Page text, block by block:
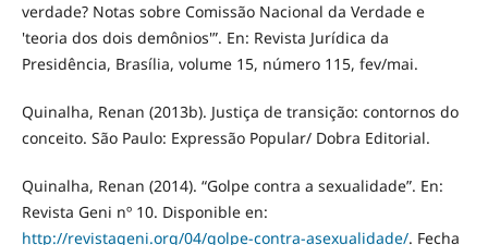
verdade? Notas sobre Comissão Nacional da Verdade e
'teoria dos dois demônios'”. En: Revista Jurídica da
Presidência, Brasília, volume 15, número 115, fev/mai.
Quinalha, Renan (2013b). Justiça de transição: contornos do
conceito. São Paulo: Expressão Popular/ Dobra Editorial.
Quinalha, Renan (2014). “Golpe contra a sexualidade”. En:
Revista Geni nº 10. Disponible en:
http://revistageni.org/04/golpe-contra-asexualidade/. Fecha